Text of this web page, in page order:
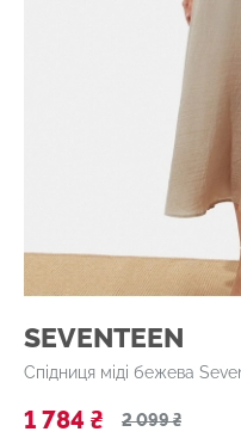
SEVENTEEN
Спідниця міді бежева
1 784 ₴ 2 099 ₴